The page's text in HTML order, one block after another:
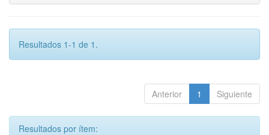
Resultados 1-1 de 1.
Anterior 1 Siguiente
Resultados por ítem: